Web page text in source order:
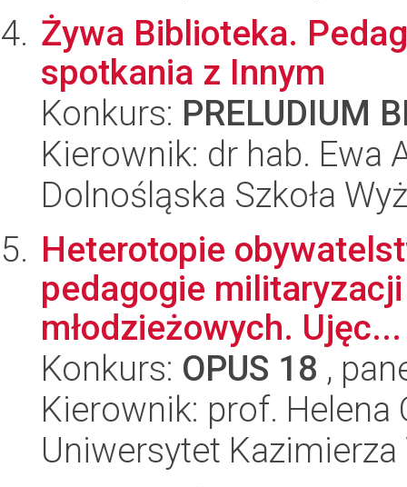
Żywa Biblioteka.
spotkania z Innym
Konkurs: PRELUDIUM
Kierownik: dr hab. Ewa
Dolnośląska Szkoła
Heterotopie
pedagogie
młodzieżowych. Ujęc...
Konkurs: OPUS 18 ,
Kierownik: prof. Helena
Uniwersytet